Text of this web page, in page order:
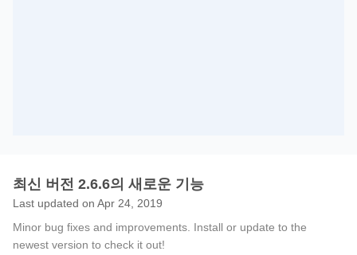
최신 버전 2.6.6의 새로운 기능
Last updated on Apr 24, 2019
Minor bug fixes and improvements. Install or update to the
newest version to check it out!